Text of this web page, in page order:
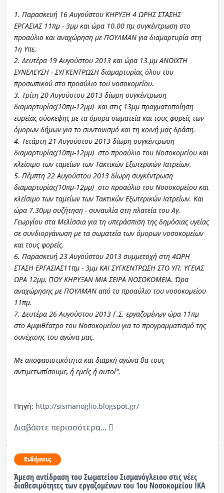
1. Παρασκευή 16 Αυγούστου ΚΗΡΥΞΗ 4 ΩΡΗΣ ΣΤΑΣΗΣ
ΕΡΓΑΣΙΑΣ 11πμ - 3μμ και ώρα 10.00 πμ συγκέντρωση στο
προαύλιο και αναχώρηση με ΠΟΥΛΜΑΝ για διαμαρτυρία στη
1η Υπε.
2. Δευτέρα 19 Αυγούστου 2013 και ώρα 13.μμ ΑΝΟΙΧΤΗ
ΣΥΝΕΛΕΥΣΗ - ΣΥΓΚΕΝΤΡΩΣΗ διαμαρτυρίας όλου του
προσωπικού στο προαύλιο του νοσοκομείου.
3. Τρίτη 20 Αυγούστου 2013 δίωρη συγκέντρωση
διαμαρτυρίας(10πμ-12μμ) και στις 13μμ πραγματοποίηση
ευρείας σύσκεψης με τα όμορα σωματεία και τους φορείς των
όμορων δήμων για το συντονισμό και τη κοινή μας δράση.
4. Τετάρτη 21 Αυγούστου 2013 δίωρη συγκέντρωση
διαμαρτυρίας(10πμ-12μμ) στο προαύλιο του Νοσοκομείου και
κλείσιμο των ταμείων των Τακτικών Εξωτερικών Ιατρείων.
5. Πέμπτη 22 Αυγούστου 2013 δίωρη συγκέντρωση
διαμαρτυρίας(10πμ-12μμ) στο προαύλιο του Νοσοκομείου και
κλείσιμο των ταμείων των Τακτικών Εξωτερικών Ιατρείων. Και
ώρα 7.30μμ συζήτηση - συναυλία στη πλατεία του Αγ.
Γεωργίου στα Μελίσσια για τη υπεράσπιση της δημόσιας υγείας
σε συνδιοργάνωση με τα σωματεία των όμορων νοσοκομείων
και τους φορείς.
6. Παρασκευή 23 Αυγούστου 2013 συμμετοχή στη 4ΩΡΗ
ΣΤΑΣΗ ΕΡΓΑΣΙΑΣ11πμ - 3μμ ΚΑΙ ΣΥΓΚΕΝΤΡΩΣΗ ΣΤΟ ΥΠ. ΥΓΕΙΑΣ
ΩΡΑ 12μμ, ΠΟΥ ΚΗΡΥΞΑΝ ΜΙΑ ΣΕΙΡΑ ΝΟΣΟΚΟΜΕΙΑ. Ώρα
αναχώρησης με ΠΟΥΛΜΑΝ από το προαύλιο του νοσοκομείου
11πμ.
7. Δευτέρα 26 Αυγούστου 2013 Γ.Σ. εργαζομένων ώρα 11πμ
στο Αμφιθέατρο του Νοσοκομείου για το προγραμματισμό της
συνέχισης του αγώνα μας.
Με αποφασιστικότητα και διαρκή αγώνα θα τους
αντιμετωπίσουμε, ή εμείς ή αυτοί".
Πηγή: http://sismanoglio.blogspot.gr/
Διαβάστε περισσότερα...
Ειδήσεις
Άμεση αντίδραση του Σωματείου Σισμανόγλειου στις νέες
διαθεσιμότητες των εργαζομένων του 1ου Νοσοκομείου ΙΚΑ